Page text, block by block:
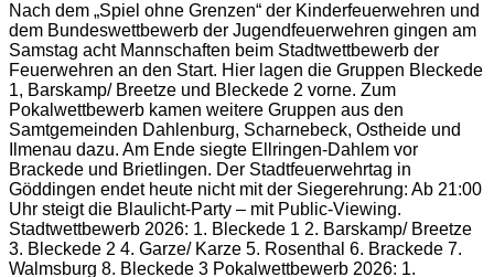
Nach dem „Spiel ohne Grenzen“ der Kinderfeuerwehren und
dem Bundeswettbewerb der Jugendfeuerwehren gingen am
Samstag acht Mannschaften beim Stadtwettbewerb der
Feuerwehren an den Start. Hier lagen die Gruppen Bleckede
1, Barskamp/ Breetze und Bleckede 2 vorne. Zum
Pokalwettbewerb kamen weitere Gruppen aus den
Samtgemeinden Dahlenburg, Scharnebeck, Ostheide und
Ilmenau dazu. Am Ende siegte Ellringen-Dahlem vor
Brackede und Brietlingen. Der Stadtfeuerwehrtag in
Göddingen endet heute nicht mit der Siegerehrung: Ab 21:00
Uhr steigt die Blaulicht-Party – mit Public-Viewing.
Stadtwettbewerb 2026: 1. Bleckede 1 2. Barskamp/ Breetze
3. Bleckede 2 4. Garze/ Karze 5. Rosenthal 6. Brackede 7.
Walmsburg 8. Bleckede 3 Pokalwettbewerb 2026: 1.